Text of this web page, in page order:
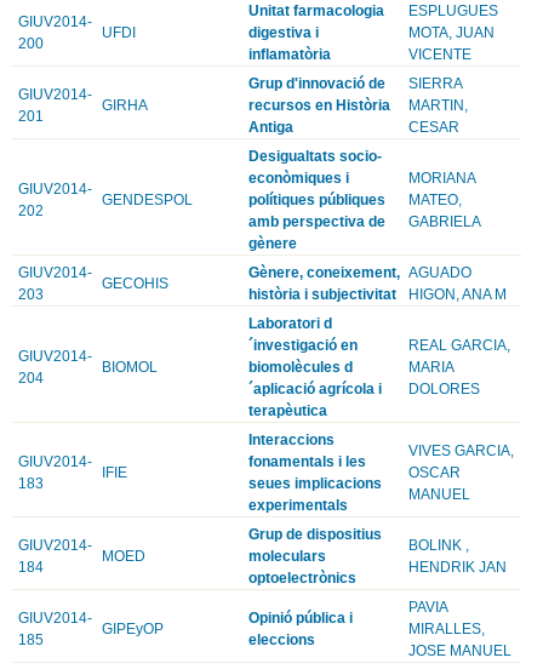
GIUV2014-
200
UFDI
Unitat farmacologia
digestiva i
inflamatòria
ESPLUGUES
MOTA, JUAN
VICENTE
GIUV2014-
201
GIRHA
Grup d'innovació de
recursos en Història
Antiga
SIERRA
MARTIN,
CESAR
GIUV2014-
202
GENDESPOL
Desigualtats socio-
econòmiques i
polítiques públiques
amb perspectiva de
gènere
MORIANA
MATEO,
GABRIELA
GIUV2014-
203
GECOHIS
Gènere, coneixement,
història i subjectivitat
AGUADO
HIGON, ANA M
GIUV2014-
204
BIOMOL
Laboratori d
´investigació en
biomolècules d
´aplicació agrícola i
terapèutica
REAL GARCIA,
MARIA
DOLORES
GIUV2014-
183
IFIE
Interaccions
fonamentals i les
seues implicacions
experimentals
VIVES GARCIA,
OSCAR
MANUEL
GIUV2014-
184
MOED
Grup de dispositius
moleculars
optoelectrònics
BOLINK ,
HENDRIK JAN
GIUV2014-
185
GIPEyOP
Opinió pública i
eleccions
PAVIA
MIRALLES,
JOSE MANUEL